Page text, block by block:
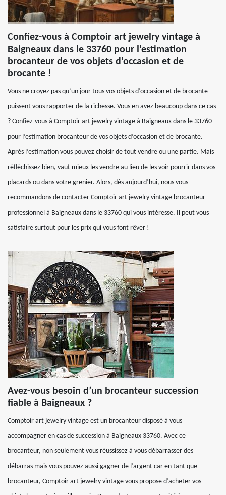
Confiez-vous à Comptoir art jewelry vintage à
Baigneaux dans le 33760 pour l’estimation
brocanteur de vos objets d’occasion et de
brocante !
Vous ne croyez pas qu’un jour tous vos objets d’occasion et de brocante
puissent vous rapporter de la richesse. Vous en avez beaucoup dans ce cas
? Confiez-vous à Comptoir art jewelry vintage à Baigneaux dans le 33760
pour l’estimation brocanteur de vos objets d’occasion et de brocante.
Après l’estimation vous pouvez choisir de tout vendre ou une partie. Mais
réfléchissez bien, vaut mieux les vendre au lieu de les voir pourrir dans vos
placards ou dans votre grenier. Alors, dès aujourd’hui, nous vous
recommandons de contacter Comptoir art jewelry vintage brocanteur
professionnel à Baigneaux dans le 33760 qui vous intéresse. Il peut vous
satisfaire surtout pour les prix qui vous font rêver !
Avez-vous besoin d’un brocanteur succession
fiable à Baigneaux ?
Comptoir art jewelry vintage est un brocanteur disposé à vous
accompagner en cas de succession à Baigneaux 33760. Avec ce
brocanteur, non seulement vous réussissez à vous débarrasser des
débarras mais vous pouvez aussi gagner de l’argent car en tant que
brocanteur, Comptoir art jewelry vintage vous propose d’acheter vos